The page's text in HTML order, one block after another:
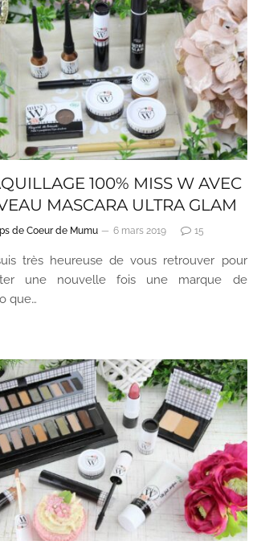
100% MISS W AVEC
MASCARA ULTRA GLAM
de Coeur de Mumu 6 mars 2019 15
très heureuse de vous retrouver pour
une nouvelle fois une marque de
que…